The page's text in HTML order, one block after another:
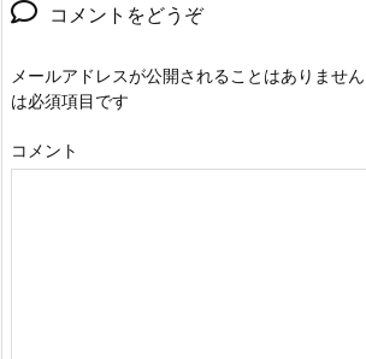
コメントをどうぞ
メールアドレスが公開されることはありません
は必須項目です
コメント